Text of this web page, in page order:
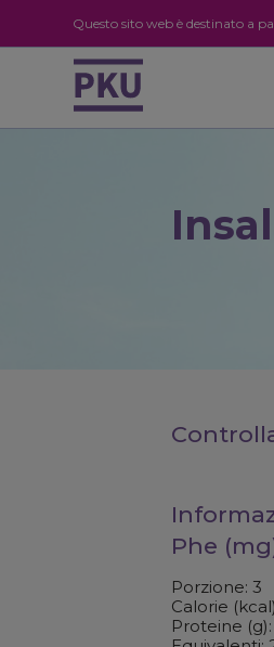
Questo sito web è destinato a
Phe
Porzione: 3
Calorie
Proteine (g):